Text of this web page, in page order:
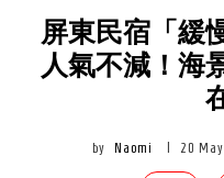
屏東民宿「緩
人氣不減！海
by Naomi 20